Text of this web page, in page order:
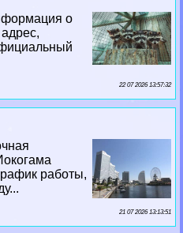
о
22 07 2026 13:57:32
работы,
21 07 2026 13:13:51